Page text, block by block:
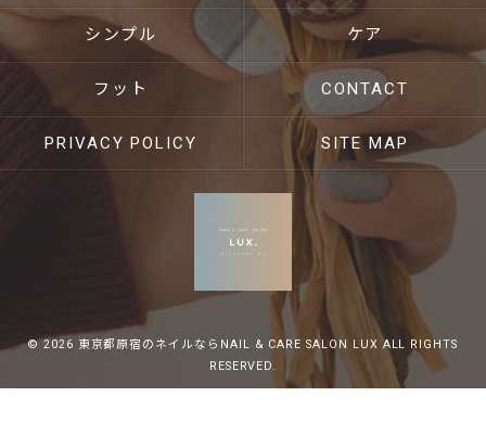
シンプル ケア
フット CONTACT
PRIVACY POLICY SITE MAP
© 2026 東京都原宿のネイルならNAIL & CARE SALON LUX ALL RIGHTS
RESERVED.